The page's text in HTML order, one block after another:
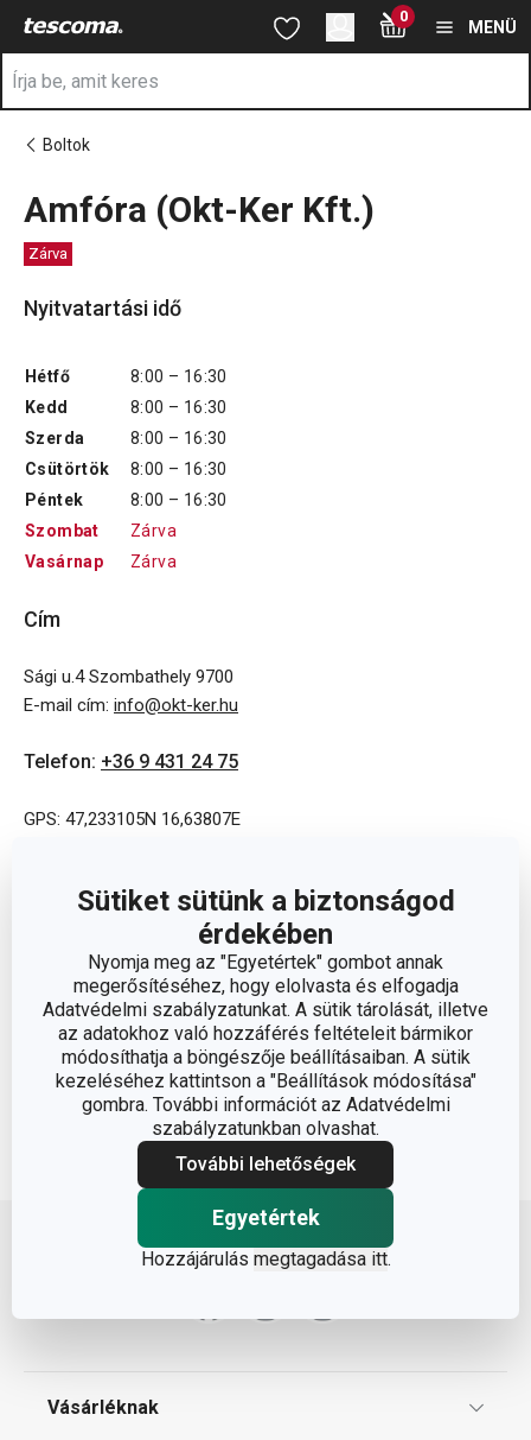
Sütiket sütünk a biztonságod
érdekében
Nyomja meg az "Egyetértek" gombot annak
megerősítéséhez, hogy elolvasta és elfogadja
Adatvédelmi szabályzatunkat. A sütik tárolását, illetve
az adatokhoz való hozzáférés feltételeit bármikor
módosíthatja a böngészője beállításaiban. A sütik
kezeléséhez kattintson a "Beállítások módosítása"
gombra. További információt az Adatvédelmi
szabályzatunkban olvashat.
További lehetőségek
Egyetértek
Hozzájárulás megtagadása itt.
A Amfóra (Okt-Ker Kft.) oldalon tartózkodik
Ugrás a fő tartalomhoz
Ugrás a kereséshez
Ugrás a navigációhoz 0
MENÜ
Boltok
Amfóra (Okt-Ker Kft.)
Zárva
Nyitvatartási idő
Hétfő
8:00 – 16:30
Kedd
8:00 – 16:30
Szerda
8:00 – 16:30
Csütörtök
8:00 – 16:30
Péntek
8:00 – 16:30
Szombat
Zárva
Vasárnap
Zárva
Cím
Sági u.4 Szombathely 9700
E-mail cím: info@okt-ker.hu
Telefon: +36 9 431 24 75
GPS: 47,233105N 16,63807E
Vásárléknak